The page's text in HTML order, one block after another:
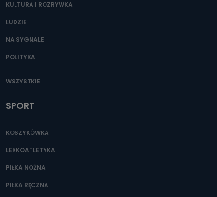
KULTURA I ROZRYWKA
LUDZIE
NA SYGNALE
POLITYKA
WSZYSTKIE
SPORT
KOSZYKÓWKA
LEKKOATLETYKA
PIŁKA NOŻNA
PIŁKA RĘCZNA